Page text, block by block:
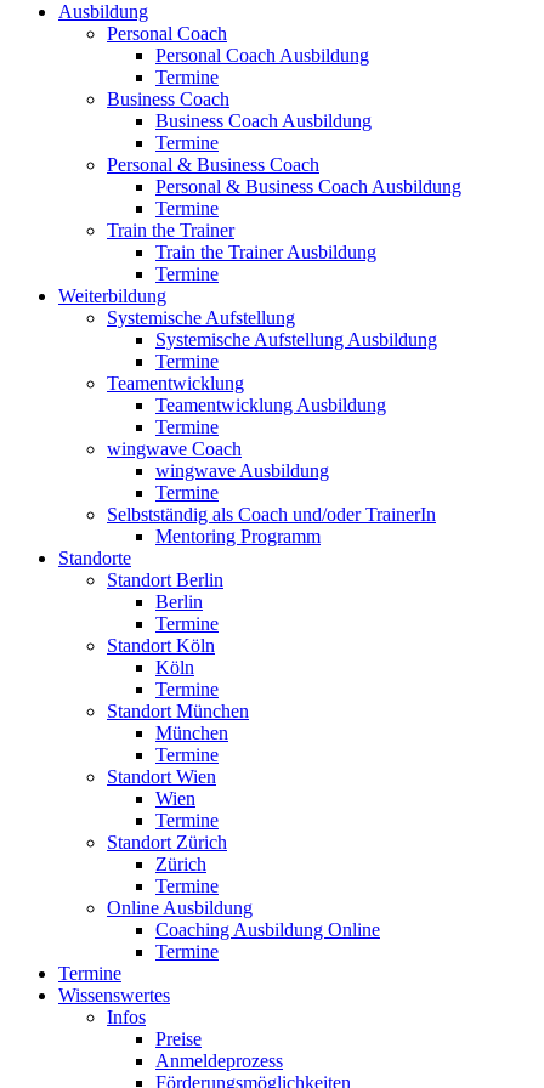
Ausbildung
Personal Coach
Personal Coach Ausbildung
Termine
Business Coach
Business Coach Ausbildung
Termine
Personal & Business Coach
Personal & Business Coach Ausbildung
Termine
Train the Trainer
Train the Trainer Ausbildung
Termine
Weiterbildung
Systemische Aufstellung
Systemische Aufstellung Ausbildung
Termine
Teamentwicklung
Teamentwicklung Ausbildung
Termine
wingwave Coach
wingwave Ausbildung
Termine
Selbstständig als Coach und/oder TrainerIn
Mentoring Programm
Standorte
Standort Berlin
Berlin
Termine
Standort Köln
Köln
Termine
Standort München
München
Termine
Standort Wien
Wien
Termine
Standort Zürich
Zürich
Termine
Online Ausbildung
Coaching Ausbildung Online
Termine
Termine
Wissenswertes
Infos
Preise
Anmeldeprozess
Förderungsmöglichkeiten